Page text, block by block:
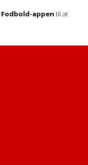
Fodbold-appen til at